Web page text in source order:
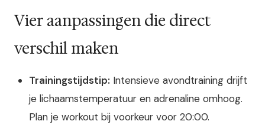
Vier aanpassingen die direct
verschil maken
Trainingstijdstip: Intensieve avondtraining drijft
je lichaamstemperatuur en adrenaline omhoog.
Plan je workout bij voorkeur voor 20:00.